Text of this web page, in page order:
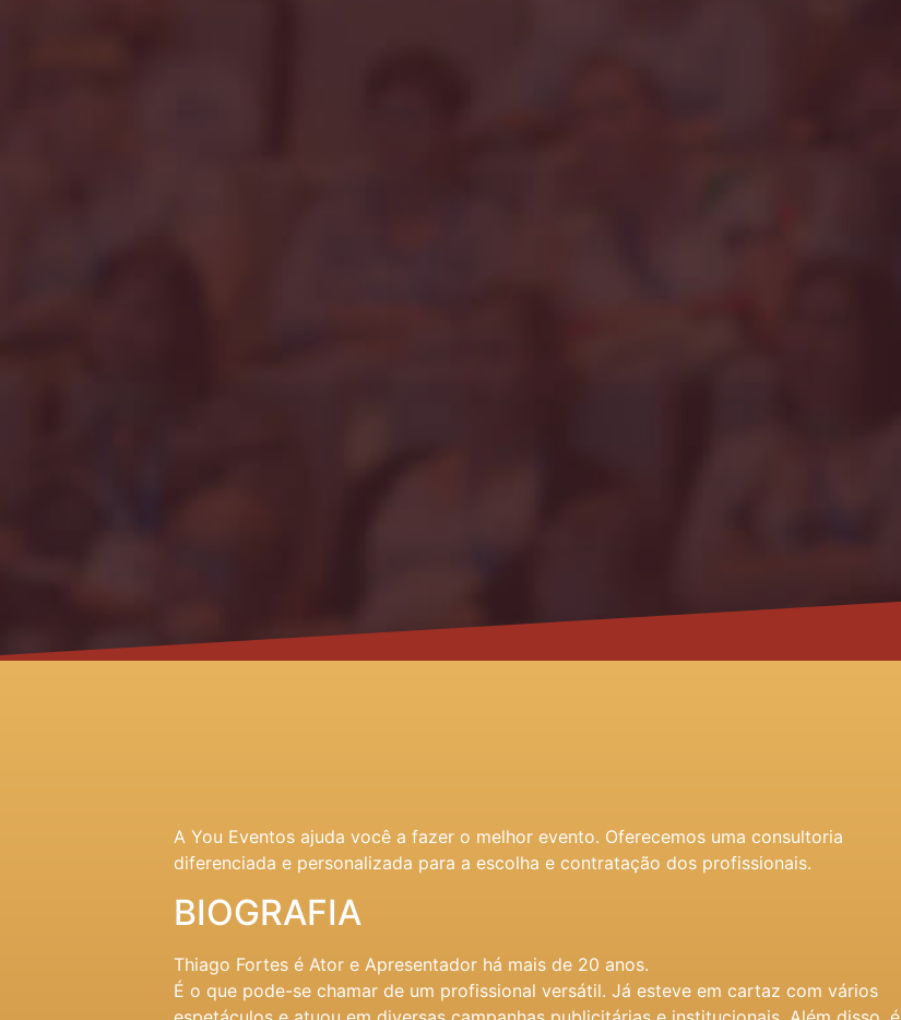
A You Eventos ajuda você a fazer o melhor evento. Oferecemos uma consultoria
diferenciada e personalizada para a escolha e contratação dos profissionais.
BIOGRAFIA
Thiago Fortes é Ator e Apresentador há mais de 20 anos.
É o que pode-se chamar de um profissional versátil. Já esteve em cartaz com vários